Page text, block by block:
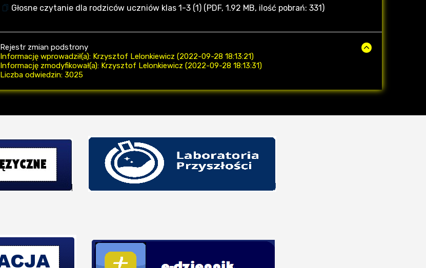
Głosne czytanie dla rodziców uczniów klas 1-3 (1) (PDF, 1.92 MB, ilość pobrań: 331)
Rejestr zmian podstrony
Informację wprowadził(a): Krzysztof Lelonkiewicz (2022-09-28 18:13:21)
Informację zmodyfikował(a): Krzysztof Lelonkiewicz (2022-09-28 18:13:31)
Liczba odwiedzin: 3025